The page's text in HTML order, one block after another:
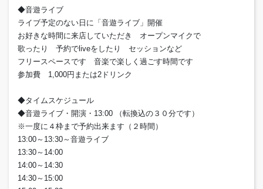
◆音遊ライブ
ライブ予定のない日に「音遊ライブ」開催
お好きな時間に来店していただき オープンマイクで
歌ったり 予約でliveをしたり セッションなど
フリースペースです 音楽で楽しく過ごす時間です
参加費 1,000円または2ドリンク
◆タイムスケジュール
◆音遊ライブ・開演・13:00 （転換込の３０分です）
※一度に４枠まで予約出来ます（２時間）
13:00～13:30～音遊ライブ
13:30～14:00
14:00～14:30
14:30～15:00